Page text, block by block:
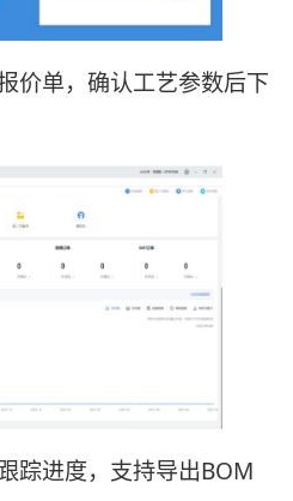
价单，确认工艺参数后下
踪进度，支持导出BOM